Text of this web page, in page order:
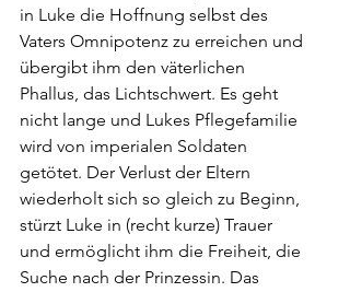
in Luke die Hoffnung selbst des
Vaters Omnipotenz zu erreichen und
übergibt ihm den väterlichen
Phallus, das Lichtschwert. Es geht
nicht lange und Lukes Pflegefamilie
wird von imperialen Soldaten
getötet. Der Verlust der Eltern
wiederholt sich so gleich zu Beginn,
stürzt Luke in (recht kurze) Trauer
und ermöglicht ihm die Freiheit, die
Suche nach der Prinzessin. Das